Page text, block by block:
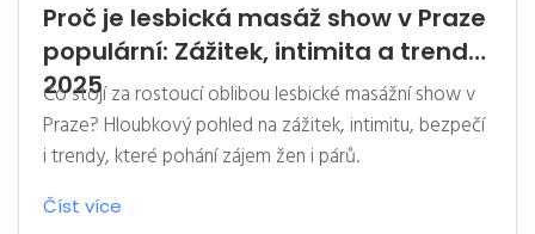
Proč je lesbická masáž show v Praze
populární: Zážitek, intimita a trendy
2025
Co stojí za rostoucí oblibou lesbické masážní show v
Praze? Hloubkový pohled na zážitek, intimitu, bezpečí
i trendy, které pohání zájem žen i párů.
Číst více